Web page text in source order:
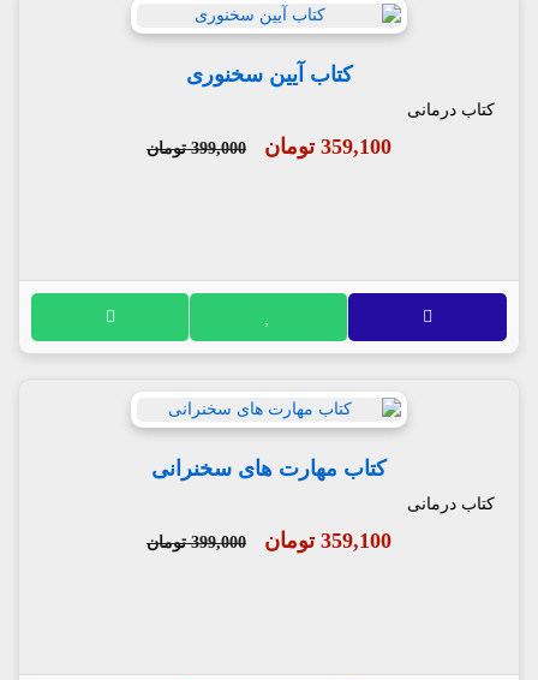
کتاب آیین سخنوری
کتاب درمانی
359,100 تومان 399,000 تومان
کتاب مهارت های سخنرانی
کتاب درمانی
359,100 تومان 399,000 تومان